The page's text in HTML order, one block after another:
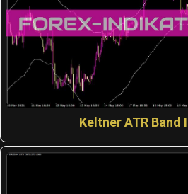
Keltner ATR Band